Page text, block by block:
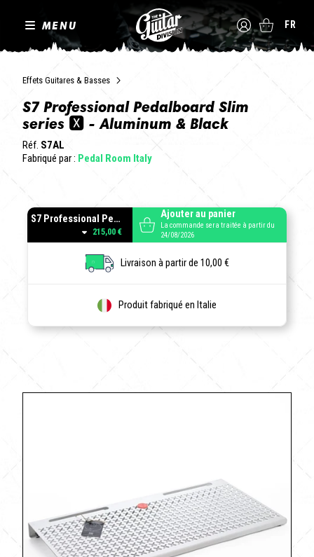
MENU FR
Effets Guitares & Basses
S7 Professional Pedalboard Slim
series 🆇 - Aluminum & Black
Réf. S7AL
Fabriqué par : Pedal Room Italy
S7 Professional Pedalboard Aluminum
215,00 €
Ajouter au panier
La commande sera traitée à partir du
24/08/2026
Livraison à partir de 10,00 €
Produit fabriqué en Italie